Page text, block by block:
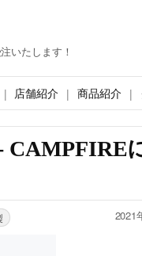
いたします！
店舗紹介 商品紹介
CAMPFIRE
2021